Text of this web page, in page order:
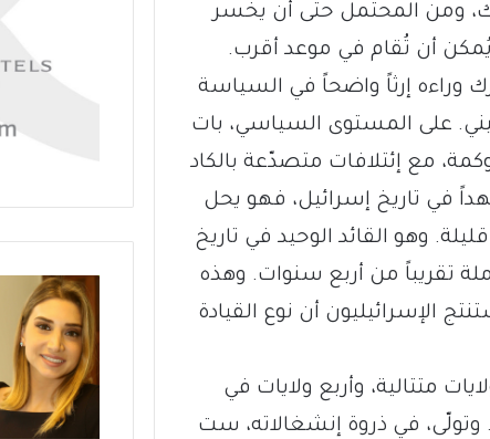
ومن المحتمل حتى أن يخسر
وراءه إرثاً واضحاً في السياسة
على المستوى السياسي، بات
مع إئتلافات متصدّعة بالكاد
في تاريخ إسرائيل، فهو يحل
وهو القائد الوحيد في تاريخ
تقريباً من أربع سنوات. وهذه
الإسرائيليون أن نوع القيادة
متتالية، وأربع ولايات في
وتولّى، في ذروة إنشغالاته، ست